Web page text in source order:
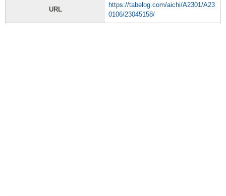
URL
https://tabelog.com/aichi/A2301/A23
0106/23045158/